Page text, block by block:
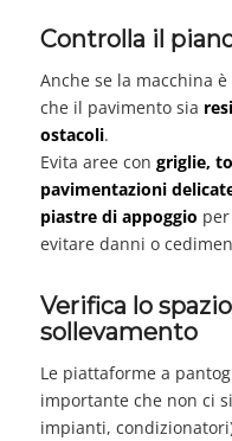
Controlla il
Anche se la macchina
che il pavimento sia
ostacoli.
Evita aree con griglie,
pavimentazioni
piastre di appoggio
evitare danni o
Verifica lo
sollevamento
Le piattaforme a
importante che non ci
impianti,